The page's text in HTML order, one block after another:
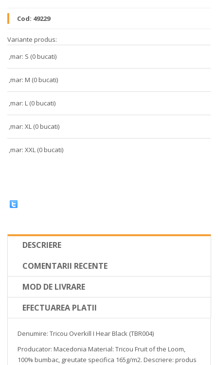
Cod: 49229
Variante produs:
,mar: S (0 bucati)
,mar: M (0 bucati)
,mar: L (0 bucati)
,mar: XL (0 bucati)
,mar: XXL (0 bucati)
DESCRIERE
COMENTARII RECENTE
MOD DE LIVRARE
EFECTUAREA PLATII
Denumire: Tricou Overkill I Hear Black (TBR004)
Producator: Macedonia Material: Tricou Fruit of the Loom,
100% bumbac, greutate specifica 165g/m2. Descriere: produs